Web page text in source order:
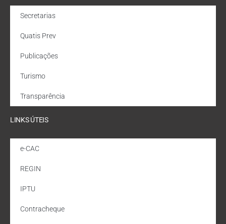
Secretarias
Quatis Prev
Publicações
Turismo
Transparência
LINKS ÚTEIS
e-CAC
REGIN
IPTU
Contracheque